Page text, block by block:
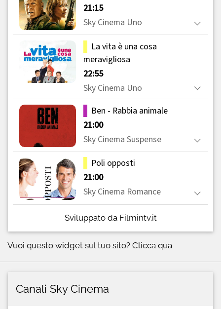
Sviluppato da Filmintv.it
Vuoi questo widget sul tuo sito? Clicca qua
Canali Sky Cinema